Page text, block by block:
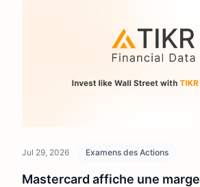
Jul 29, 2026 Examens des Actions
Mastercard affiche une marge